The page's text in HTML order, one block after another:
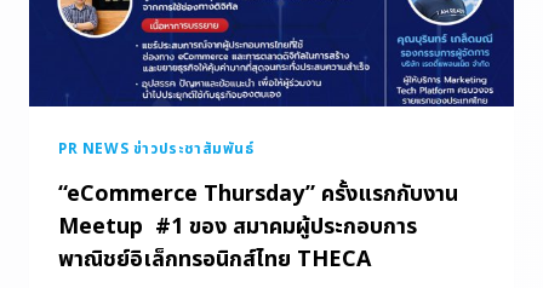
PR NEWS ข่าวประชาสัมพันธ์
“eCommerce Thursday” ครั้งแรกกับงาน
Meetup #1 ของ สมาคมผู้ประกอบการ
พาณิชย์อิเล็กทรอนิกส์ไทย THECA